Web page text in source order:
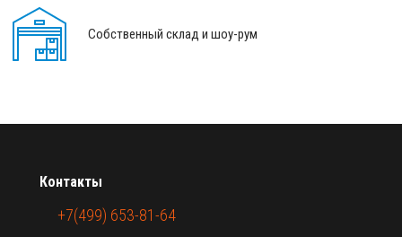
Собственный склад и шоу-рум
Контакты
+7(499) 653-81-64